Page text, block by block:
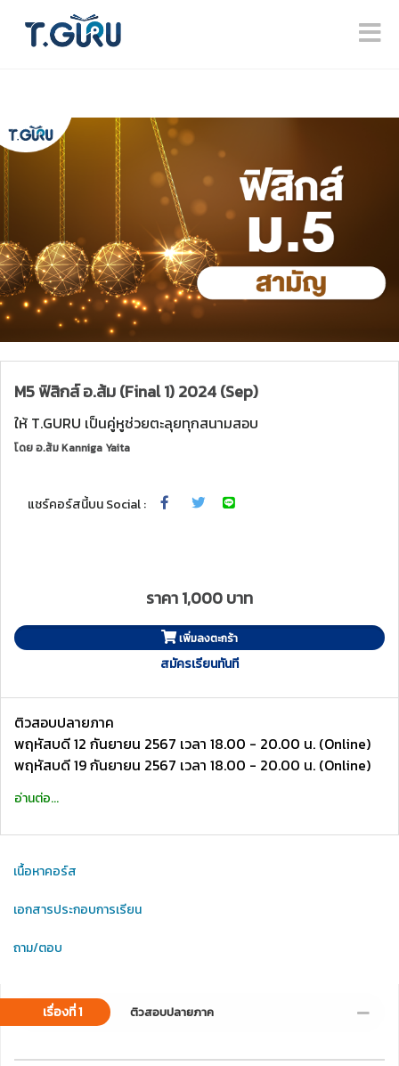
M5 ฟิสิกส์ อ.ส้ม (Final 1) 2024 (Sep)
ให้ T.GURU เป็นคู่หูช่วยตะลุยทุกสนามสอบ
โดยอ.ส้ม Kanniga Yaita
แชร์คอร์สนี้บน Social :
ราคา 1,000 บาท
เพิ่มลงตะกร้า
สมัครเรียนทันที
ติวสอบปลายภาค
พฤหัสบดี 12 กันยายน 2567 เวลา 18.00 - 20.00 น. (Online)
พฤหัสบดี 19 กันยายน 2567 เวลา 18.00 - 20.00 น. (Online)
อ่านต่อ...
เนื้อหาคอร์ส
เอกสารประกอบการเรียน
ถาม/ตอบ
เรื่องที่ 1 ติวสอบปลายภาค